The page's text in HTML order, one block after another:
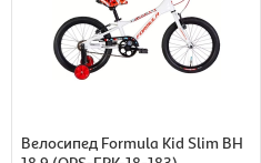
Велосипед Formula Kid Slim BH